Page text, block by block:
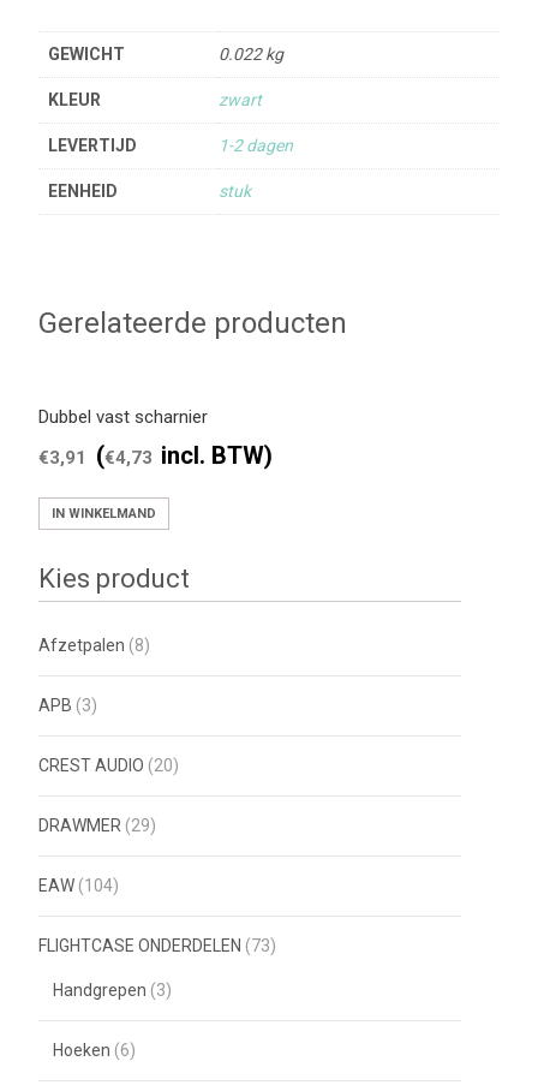
GEWICHT 0.022 kg
KLEUR zwart
LEVERTIJD 1-2 dagen
EENHEID stuk
Gerelateerde producten
Dubbel vast scharnier
€3,91 (€4,73 incl. BTW)
IN WINKELMAND
Kies product
Afzetpalen (8)
APB (3)
CREST AUDIO (20)
DRAWMER (29)
EAW (104)
FLIGHTCASE ONDERDELEN (73)
Handgrepen (3)
Hoeken (6)